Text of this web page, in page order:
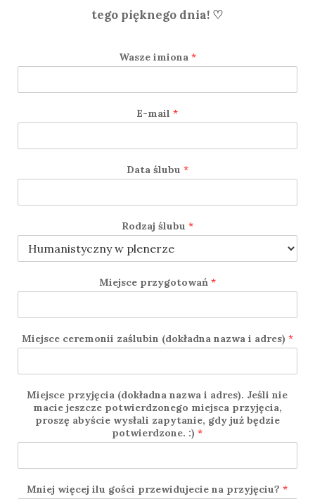
tego pięknego dnia! ♡
Wasze imiona *
E-mail*
Data ślubu *
Rodzaj ślubu *
Miejsce przygotowań *
Miejsce ceremonii zaślubin (dokładna nazwa i adres) *
Miejsce przyjęcia (dokładna nazwa i adres). Jeśli nie
macie jeszcze potwierdzonego miejsca przyjęcia,
proszę abyście wysłali zapytanie, gdy już będzie
potwierdzone. :)*
Mniej więcej ilu gości przewidujecie na przyjęciu?*